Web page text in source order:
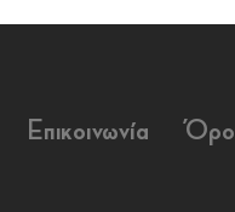
Επικοινωνία